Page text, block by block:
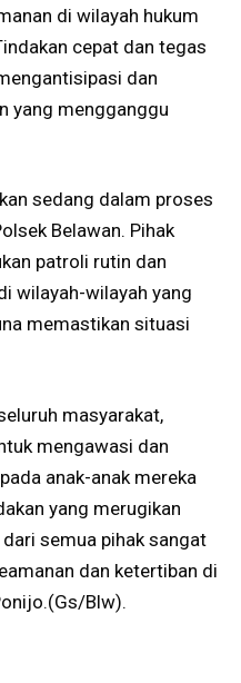
di wilayah hukum
cepat dan tegas
dan
yang mengganggu
sedang dalam proses
Belawan. Pihak
patroli rutin dan
wilayah-wilayah yang
memastikan situasi
masyarakat,
mengawasi dan
anak-anak mereka
yang merugikan
semua pihak sangat
dan ketertiban di
Blw).